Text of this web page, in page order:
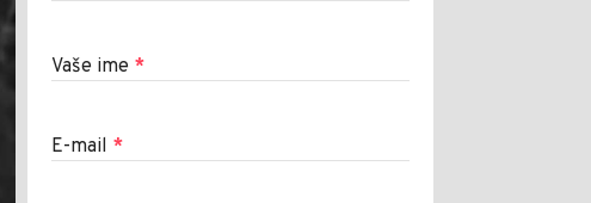
Vaše ime *
E-mail *